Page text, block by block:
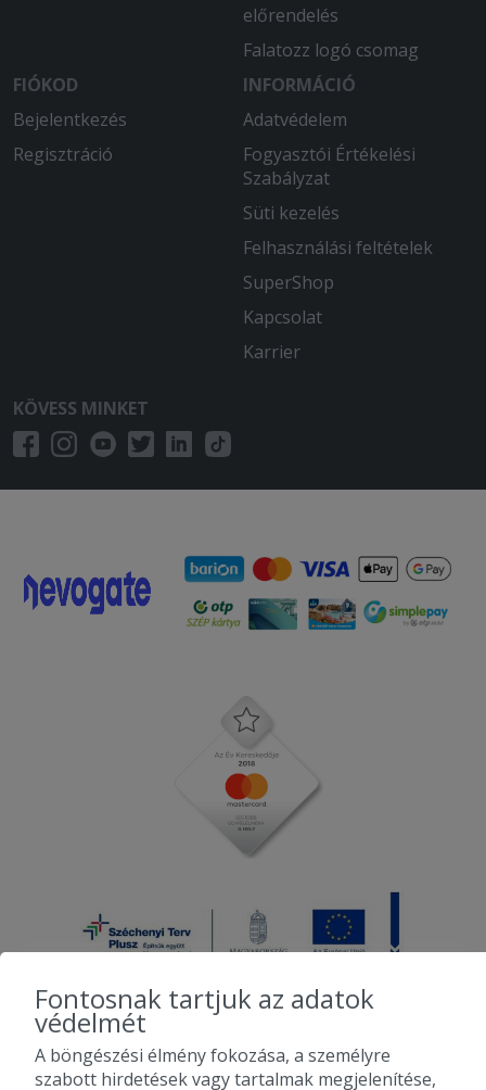
előrendelés
Falatozz logó csomag
FIÓKOD
Bejelentkezés
Regisztráció
INFORMÁCIÓ
Adatvédelem
Fogyasztói Értékelési
Szabályzat
Süti kezelés
Felhasználási feltételek
SuperShop
Kapcsolat
Karrier
KÖVESS MINKET
2010-2026 Copyright - Falatozz.hu - Diston-line Kft.
Fontosnak tartjuk az adatok
védelmét
A böngészési élmény fokozása, a személyre
szabott hirdetések vagy tartalmak megjelenítése,